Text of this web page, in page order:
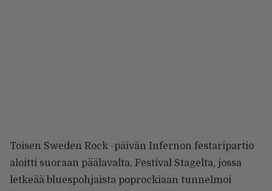
Toisen Sweden Rock -päivän Infernon festaripartio
aloitti suoraan päälavalta, Festival Stagelta, jossa
letkeää bluespohjaista poprockiaan tunnelmoi